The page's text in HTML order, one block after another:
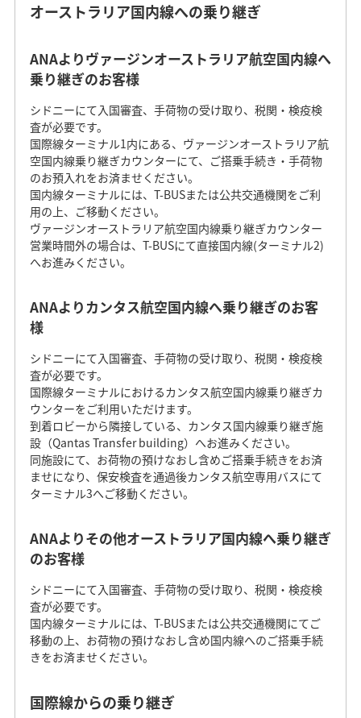
オーストラリア国内線への乗り継ぎ
ANAよりヴァージンオーストラリア航空国内線へ
乗り継ぎのお客様
シドニーにて入国審査、手荷物の受け取り、税関・検疫検
査が必要です。
国際線ターミナル1内にある、ヴァージンオーストラリア航
空国内線乗り継ぎカウンターにて、ご搭乗手続き・手荷物
のお預入れをお済ませください。
国内線ターミナルには、T-BUSまたは公共交通機関をご利
用の上、ご移動ください。
ヴァージンオーストラリア航空国内線乗り継ぎカウンター
営業時間外の場合は、T-BUSにて直接国内線(ターミナル2)
へお進みください。
ANAよりカンタス航空国内線へ乗り継ぎのお客
様
シドニーにて入国審査、手荷物の受け取り、税関・検疫検
査が必要です。
国際線ターミナルにおけるカンタス航空国内線乗り継ぎカ
ウンターをご利用いただけます。
到着ロビーから隣接している、カンタス国内線乗り継ぎ施
設（Qantas Transfer building）へお進みください。
同施設にて、お荷物の預けなおし含めご搭乗手続きをお済
ませになり、保安検査を通過後カンタス航空専用バスにて
ターミナル3へご移動ください。
ANAよりその他オーストラリア国内線へ乗り継ぎ
のお客様
シドニーにて入国審査、手荷物の受け取り、税関・検疫検
査が必要です。
国内線ターミナルには、T-BUSまたは公共交通機関にてご
移動の上、お荷物の預けなおし含め国内線へのご搭乗手続
きをお済ませください。
国際線からの乗り継ぎ